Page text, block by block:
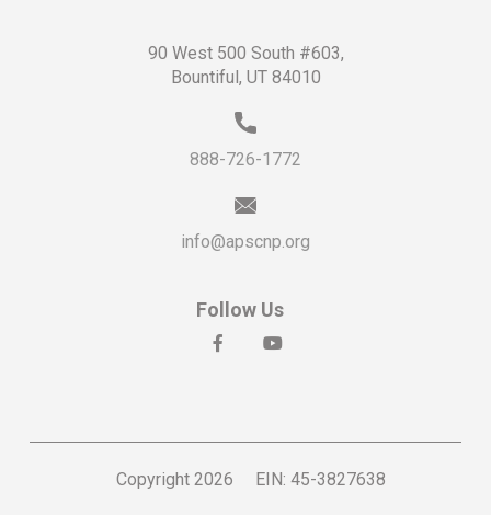
90 West 500 South #603,
Bountiful, UT 84010
888-726-1772
info@apscnp.org
Follow Us
social
Copyright 2026 EIN: 45-3827638